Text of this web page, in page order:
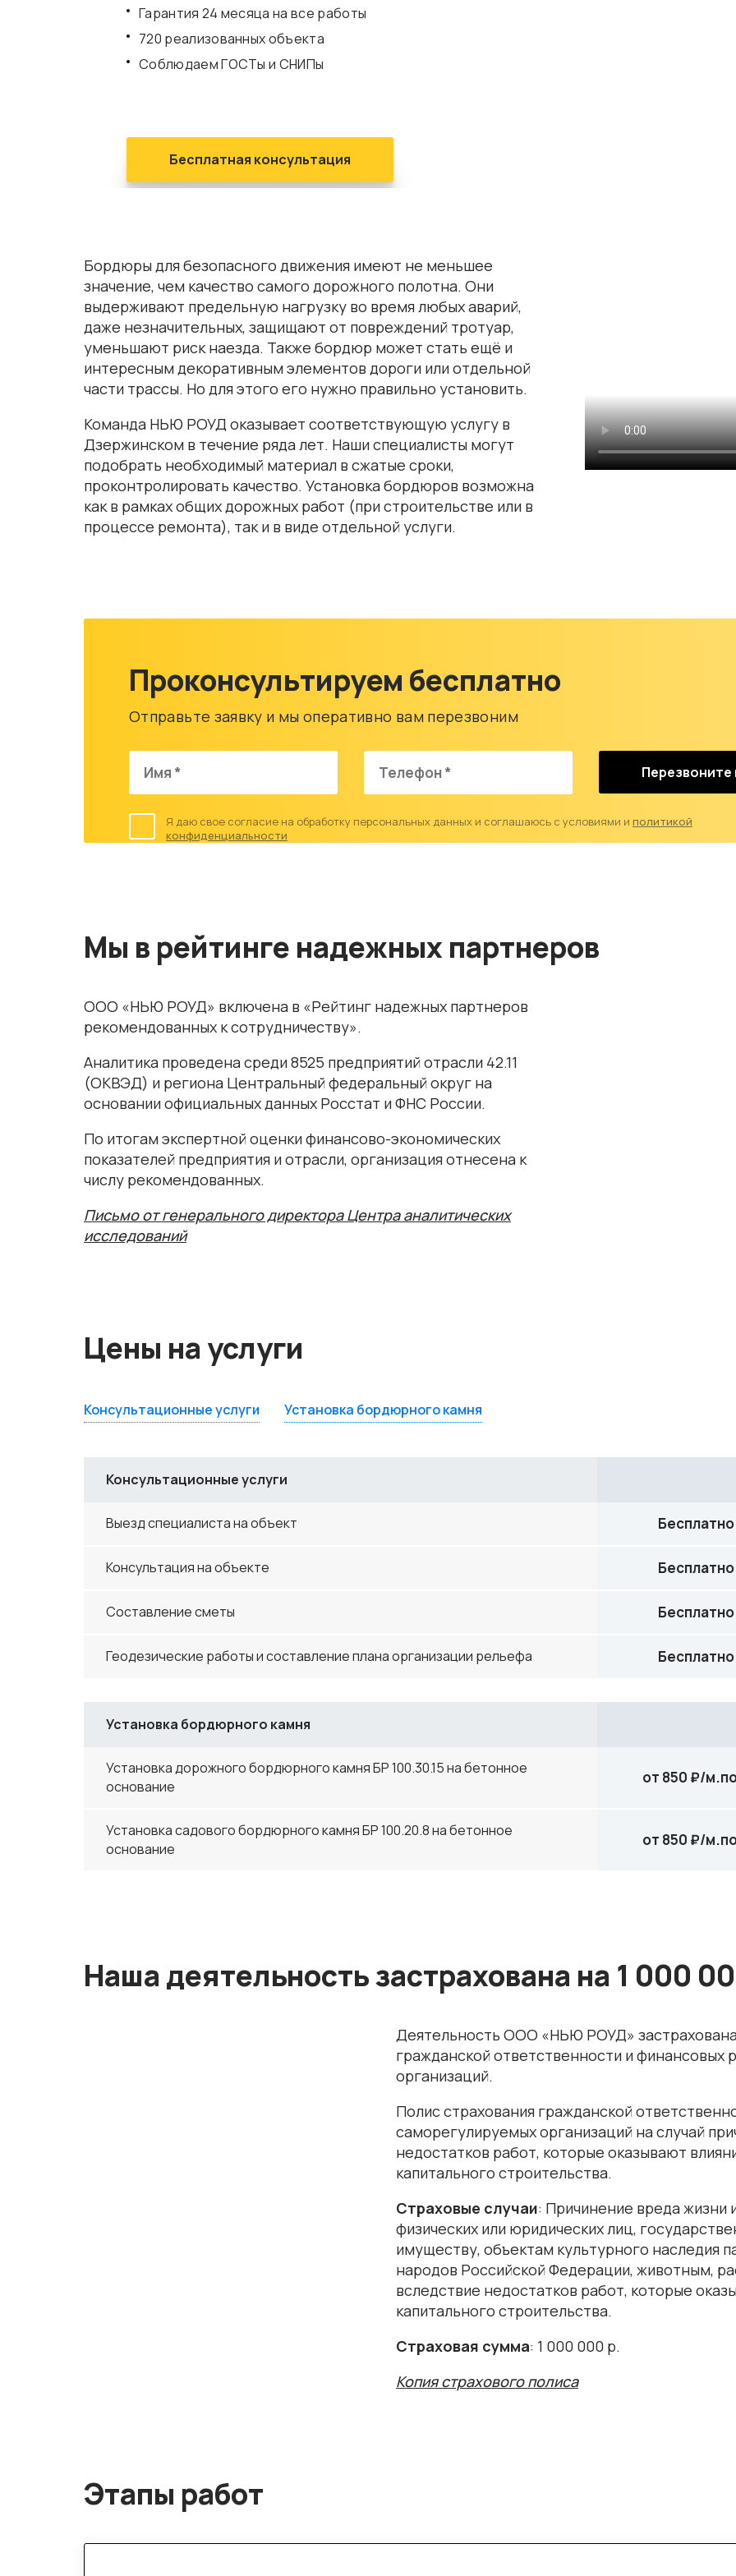
Гарантия 24 месяца на все работы
720 реализованных объекта
Соблюдаем ГОСТы и СНИПы
Бесплатная консультация
Бордюры для безопасного движения имеют не меньшее
значение, чем качество самого дорожного полотна. Они
выдерживают предельную нагрузку во время любых аварий,
даже незначительных, защищают от повреждений тротуар,
уменьшают риск наезда. Также бордюр может стать ещё и
интересным декоративным элементов дороги или отдельной
части трассы. Но для этого его нужно правильно установить.
Команда НЬЮ РОУД оказывает соответствующую услугу в
Дзержинском в течение ряда лет. Наши специалисты могут
подобрать необходимый материал в сжатые сроки,
проконтролировать качество. Установка бордюров возможна
как в рамках общих дорожных работ (при строительстве или в
процессе ремонта), так и в виде отдельной услуги.
Проконсультируем бесплатно
Отправьте заявку и мы оперативно вам перезвоним
Перезвоните
Я даю свое согласие на обработку персональных данных и соглашаюсь с условиями и политикой
конфиденциальности
Мы в рейтинге надежных партнеров
ООО «НЬЮ РОУД» включена в «Рейтинг надежных партнеров
рекомендованных к сотрудничеству».
Аналитика проведена среди 8525 предприятий отрасли 42.11
(ОКВЭД) и региона Центральный федеральный округ на
основании официальных данных Росстат и ФНС России.
По итогам экспертной оценки финансово-экономических
показателей предприятия и отрасли, организация отнесена к
числу рекомендованных.
Письмо от генерального директора Центра аналитических
исследований
Цены на услуги
Консультационные услуги Установка бордюрного камня
Консультационные услуги
Выезд специалиста на объект Бесплатно
Консультация на объекте Бесплатно
Составление сметы Бесплатно
Геодезические работы и составление плана организации рельефа Бесплатно
Установка бордюрного камня
Установка дорожного бордюрного камня БР 100.30.15 на бетонное
основание
от 850 ₽/
Установка садового бордюрного камня БР 100.20.8 на бетонное
основание
от 850 ₽/
Наша деятельность застрахована на 1 000
Деятельность ООО «НЬЮ РОУД»
гражданской ответственности и финансовых
организаций.
Полис страхования гражданской
саморегулируемых организаций на случай
недостатков работ, которые оказывают
капитального строительства.
Страховые случаи: Причинение вреда жизни
физических или юридических лиц,
имуществу, объектам культурного наследия
народов Российской Федерации, животным,
вследствие недостатков работ, которые
капитального строительства.
Страховая сумма: 1 000 000 р.
Копия страхового полиса
Этапы работ